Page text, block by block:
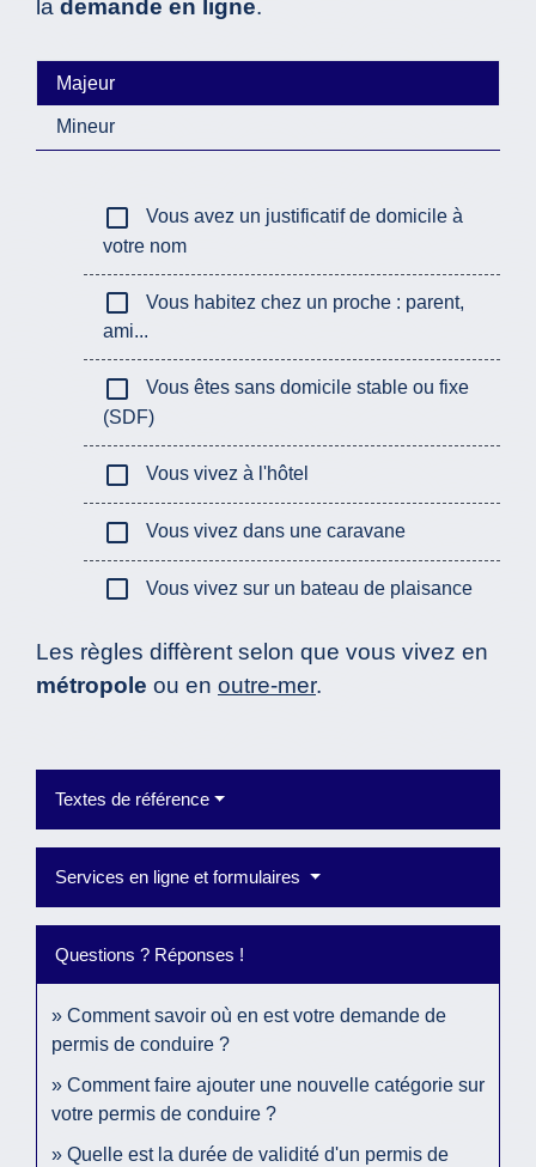
la demande en ligne.
Majeur
Mineur
check_box_outline_blank
Vous avez un justificatif de domicile à
votre nom
check_box_outline_blank
Vous habitez chez un proche : parent,
ami...
check_box_outline_blank
Vous êtes sans domicile stable ou fixe
(SDF)
check_box_outline_blank Vous vivez à l'hôtel
check_box_outline_blank Vous vivez dans une caravane
check_box_outline_blank Vous vivez sur un bateau de plaisance
Les règles diffèrent selon que vous vivez en
métropole ou en outre-mer.
Textes de référence
Services en ligne et formulaires
Questions ? Réponses !
Comment savoir où en est votre demande de
permis de conduire ?
Comment faire ajouter une nouvelle catégorie sur
votre permis de conduire ?
Quelle est la durée de validité d'un permis de